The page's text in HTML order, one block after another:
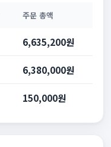
주문 총액
6,635,200원
6,380,000원
150,000원